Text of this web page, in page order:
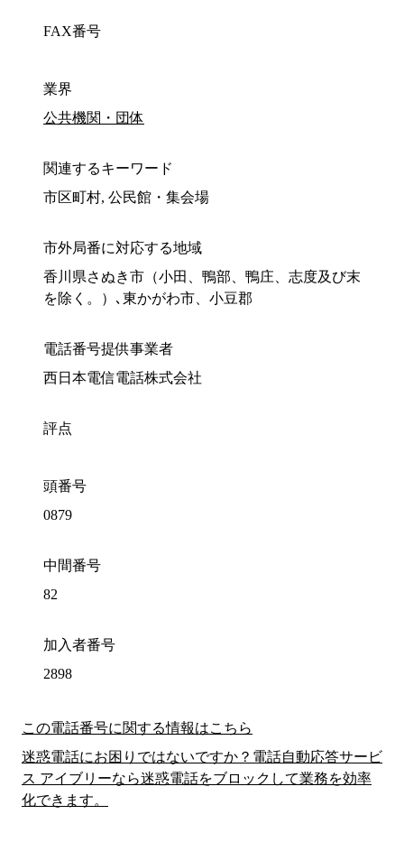
FAX番号
業界
公共機関・団体
関連するキーワード
市区町村, 公民館・集会場
市外局番に対応する地域
香川県さぬき市（小田、鴨部、鴨庄、志度及び末
を除く。）､東かがわ市、小豆郡
電話番号提供事業者
西日本電信電話株式会社
評点
頭番号
0879
中間番号
82
加入者番号
2898
この電話番号に関する情報はこちら
迷惑電話にお困りではないですか？電話自動応答サービ
ス アイブリーなら迷惑電話をブロックして業務を効率
化できます。